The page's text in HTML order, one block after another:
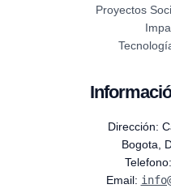
Proyectos
Dirección:
Bogota,
Email: